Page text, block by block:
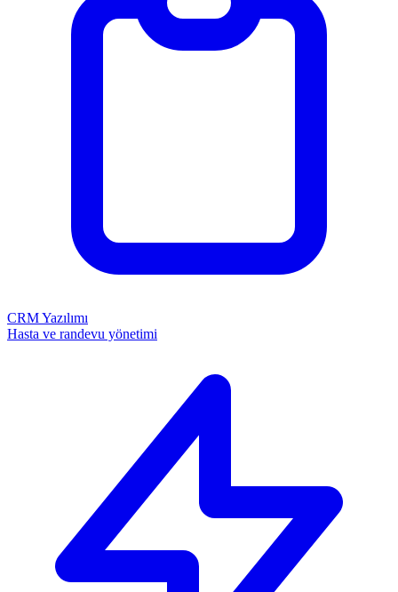
CRM Yazılımı
Hasta ve randevu yönetimi